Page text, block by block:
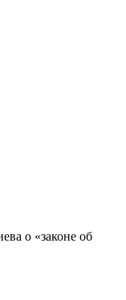
о «законе об